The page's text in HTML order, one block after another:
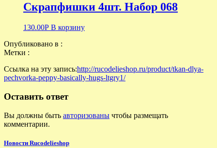
Скрапфишки 4шт. Набор 068
130.00Р В корзину
Опубликовано в :
Метки :
Ссылка на эту запись:http://rucodelieshop.ru/product/tkan-dlya-
pechvorka-peppy-basically-hugs-ltgry1/
Оставить ответ
Вы должны быть авторизованы чтобы размещать
комментарии.
Новости Rucodelieshop